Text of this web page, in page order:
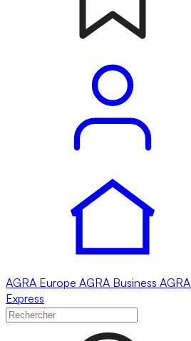
AGRA Europe AGRA Business AGRA
Express